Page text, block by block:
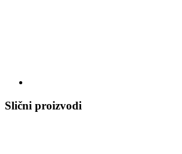
Slični proizvodi